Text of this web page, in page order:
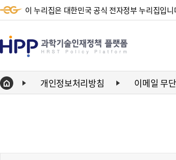
이 누리집은 대한민국 공식 전자정부 누리집입니
HPP
학
기
재
Home 개인정보처리방침 이메일 무